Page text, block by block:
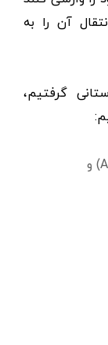
آن را به
گرفتیم،
خاطرات، شرح حال (Autobiographies) و